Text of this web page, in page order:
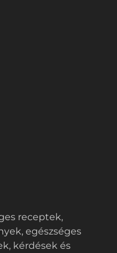
receptek,
egészséges
kérdések és